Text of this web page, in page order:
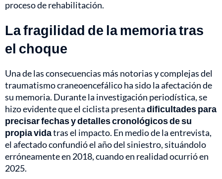
proceso de rehabilitación.
La fragilidad de la memoria tras
el choque
Una de las consecuencias más notorias y complejas del
traumatismo craneoencefálico ha sido la afectación de
su memoria. Durante la investigación periodística, se
hizo evidente que el ciclista presentadificultades para
precisar fechas y detalles cronológicos de su
propia vidatras el impacto. En medio de la entrevista,
el afectado confundió el año del siniestro, situándolo
erróneamente en 2018, cuando en realidad ocurrió en
2025.